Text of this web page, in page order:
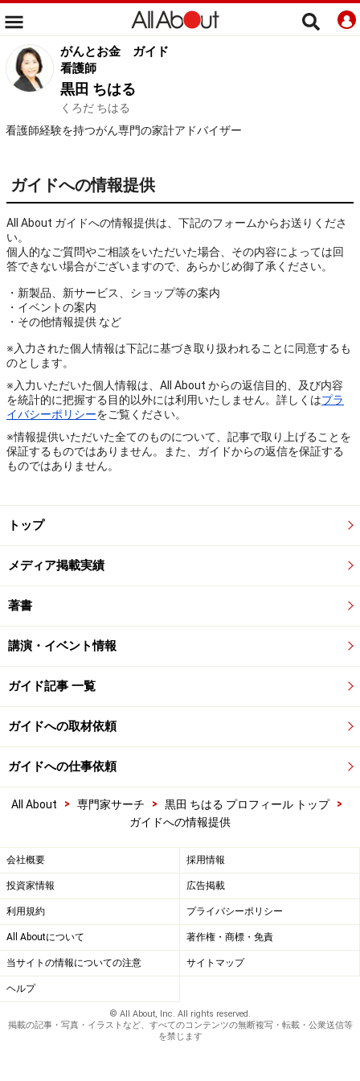
がんとお金
ガイド
看護師
黒田 ちはる
くろだ ちはる
看護師経験を持つがん専門の家計アドバイザー
ガイドへの情報提供
All About ガイドへの情報提供は、下記のフォームからお送りくださ
い。
個人的なご質問やご相談をいただいた場合、その内容によっては回
答できない場合がございますので、あらかじめ御了承ください。
・新製品、新サービス、ショップ等の案内
・イベントの案内
・その他情報提供 など
※入力された個人情報は下記に基づき取り扱われることに同意するも
のとします。
※入力いただいた個人情報は、All About からの返信目的、及び内容
を統計的に把握する目的以外には利用いたしません。詳しくはプラ
イバシーポリシーをご覧ください。
※情報提供いただいた全てのものについて、記事で取り上げることを
保証するものではありません。また、ガイドからの返信を保証する
ものではありません。
トップ
メディア掲載実績
著書
講演・イベント情報
ガイド記事 一覧
ガイドへの取材依頼
ガイドへの仕事依頼
All About > 専門家サーチ > 黒田 ちはる プロフィール トップ
>
ガイドへの情報提供
会社概要 採用情報
投資家情報 広告掲載
利用規約 プライバシーポリシー
All Aboutについて 著作権・商標・免責
当サイトの情報についての注意 サイトマップ
ヘルプ
© All About, Inc. All rights reserved.
掲載の記事・写真・イラストなど、すべてのコンテンツの無断複写・転載・公衆送信等
を禁じます